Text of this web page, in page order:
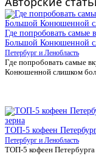
Где попробовать самые
Большой Конюшенной
Петербург и Ленобласть
Где попробовать самые
Конюшенной слишком
ТОП-5 кофеен
Петербург и Ленобласть
ТОП-5 кофеен